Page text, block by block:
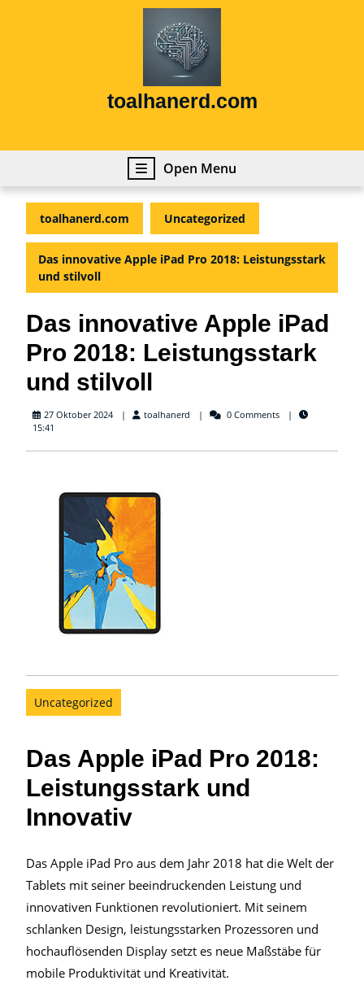
toalhanerd.com
Open Menu
Menu
toalhanerd.com Uncategorized
Das innovative Apple iPad Pro 2018: Leistungsstark
und stilvoll
Das innovative Apple iPad
Pro 2018: Leistungsstark
und stilvoll
27 Oktober 2024 toalhanerd toalhanerd0 Comments
15:41
Uncategorized
Das Apple iPad Pro 2018:
Leistungsstark und
Innovativ
Das Apple iPad Pro aus dem Jahr 2018 hat die Welt der
Tablets mit seiner beeindruckenden Leistung und
innovativen Funktionen revolutioniert. Mit seinem
schlanken Design, leistungsstarken Prozessoren und
hochauflösenden Display setzt es neue Maßstäbe für
mobile Produktivität und Kreativität.